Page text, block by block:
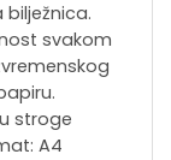
bilježnica.
svakom
stroge
A4